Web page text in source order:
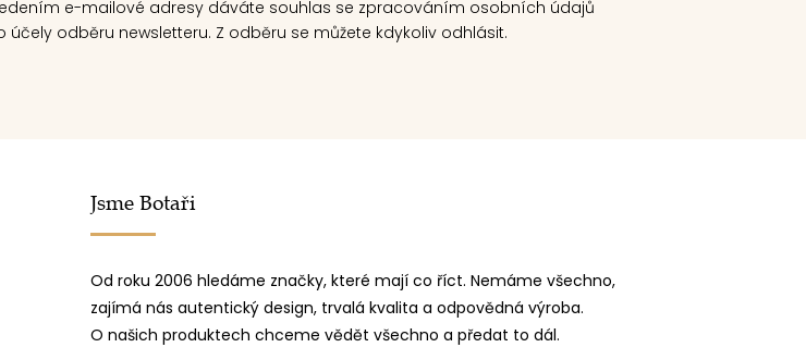
e-mailové adresy dáváte souhlas se zpracováním osobních údajů
účely odběru newsletteru. Z odběru se můžete kdykoliv odhlásit.
Jsme Botaři
Od roku 2006 hledáme značky, které mají co říct. Nemáme všechno,
zajímá nás autentický design, trvalá kvalita a odpovědná výroba.
O našich produktech chceme vědět všechno a předat to dál.